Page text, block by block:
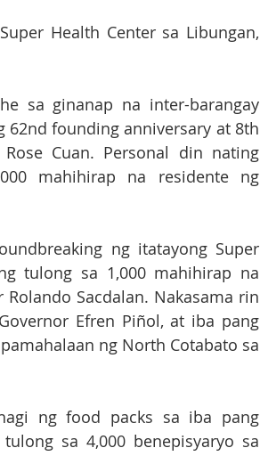
Health Center sa Libungan,
sa ginanap na inter-barangay
founding anniversary at 8th
Cuan. Personal din nating
mahihirap na residente ng
ng itatayong Super
tulong sa 1,000 mahihirap na
Sacdalan. Nakasama rin
Efren Piñol, at iba pang
ng North Cotabato sa
ng food packs sa iba pang
sa 4,000 benepisyaryo sa